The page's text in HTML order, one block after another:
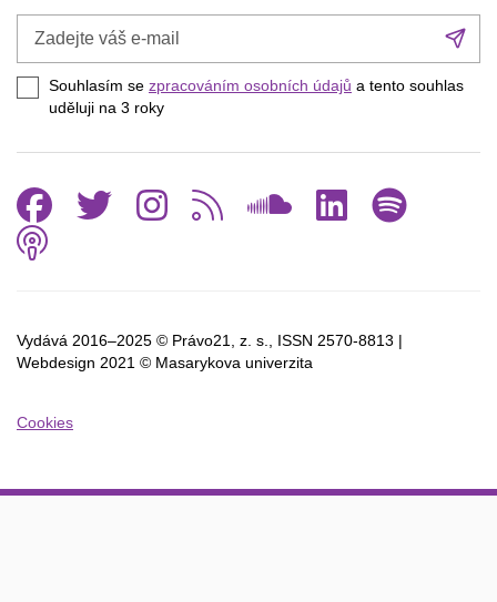
e-
mail
Souhlasím se zpracováním osobních údajů a tento souhlas
uděluji na 3 roky
Vydává 2016–2025 © Právo21, z. s., ISSN 2570-8813 |
Webdesign 2021 © Masarykova univerzita
Cookies
Facebook
Twitter
Instagram
RSS
Podcast